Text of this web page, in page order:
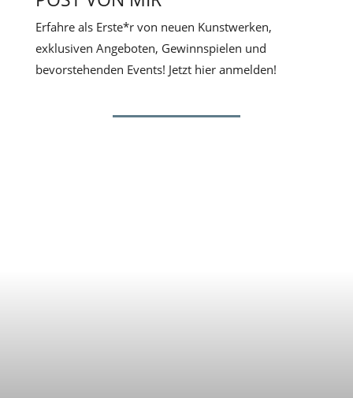
Erfahre als Erste*r von neuen Kunstwerken,
exklusiven Angeboten, Gewinnspielen und
bevorstehenden Events! Jetzt hier anmelden!